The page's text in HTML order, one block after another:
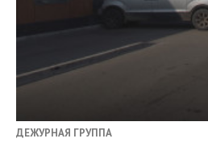
ДЕЖУРНАЯ ГРУППА